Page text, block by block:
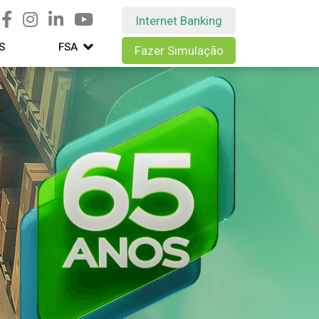
FSA
Internet Banking
Fazer Simulação